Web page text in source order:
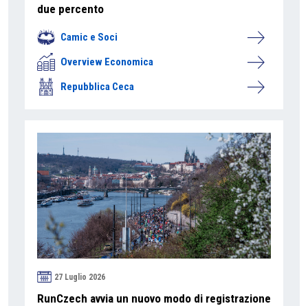
due percento
Camic e Soci
Overview Economica
Repubblica Ceca
27 Luglio 2026
RunCzech avvia un nuovo modo di registrazione